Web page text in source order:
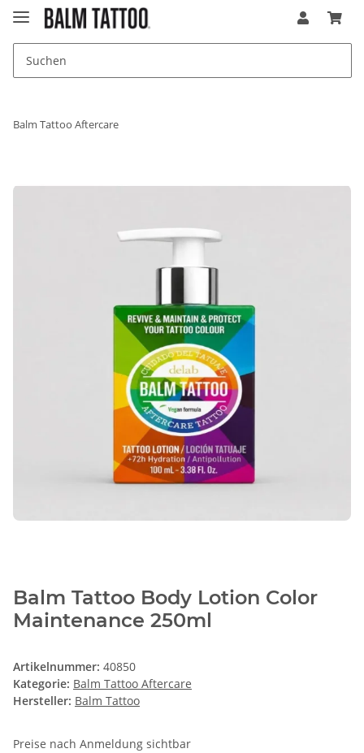
Balm Tattoo Aftercare
Balm Tattoo Body Lotion Color
Maintenance 250ml
Artikelnummer: 40850
Kategorie: Balm Tattoo Aftercare
Hersteller: Balm Tattoo
Preise nach Anmeldung sichtbar